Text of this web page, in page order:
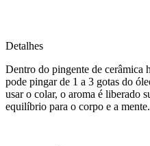
Detalhes
Dentro do pingente de cerâmica
pode pingar de 1 a 3 gotas do
usar o colar, o aroma é liberado
equilíbrio para o corpo e a mente.